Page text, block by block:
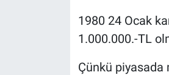
1980 24 Ocak
1.000.000.-TL
Çünkü piyasada